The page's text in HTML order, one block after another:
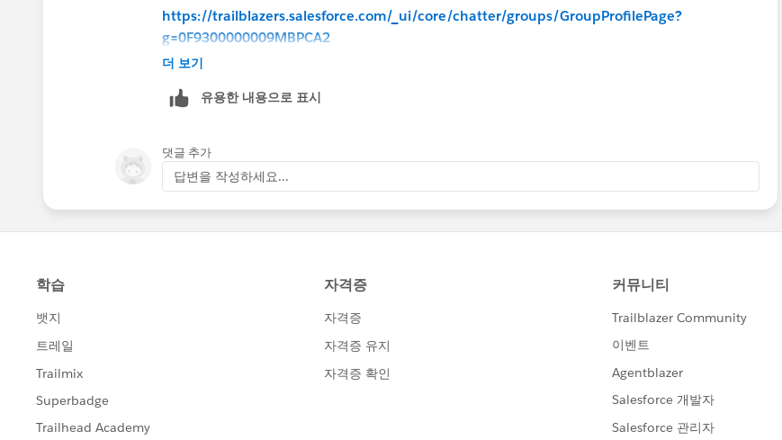
https://trailblazers.salesforce.com/_ui/core/chatter/groups/GroupProfilePage?
g=0F9300000009MBPCA2
#.redirect
더 보기
유용한 내용으로 표시
댓글 추가
답변을 작성하세요...